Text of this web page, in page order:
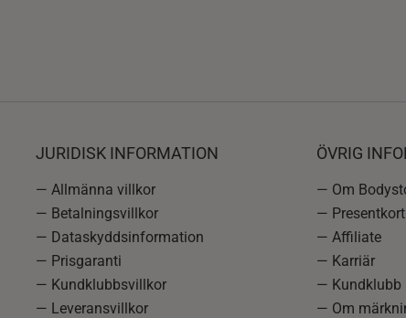
JURIDISK INFORMATION
— Allmänna villkor
— Betalningsvillkor
— Dataskyddsinformation
— Prisgaranti
— Kundklubbsvillkor
— Leveransvillkor
ÖVRIG
— Om
— Presentkort
— Affiliate
— Karriär
— Kundklubb
— Om